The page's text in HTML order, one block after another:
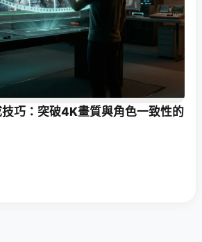
巧：突破4K畫質與角色一致性的